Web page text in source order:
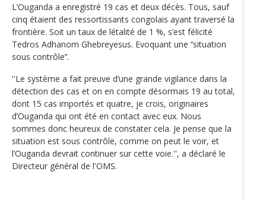
L’Ouganda a enregistré 19 cas et deux décès. Tous, sauf
cinq étaient des ressortissants congolais ayant traversé la
frontière. Soit un taux de létalité de 1 %, s’est félicité
Tedros Adhanom Ghebreyesus. Evoquant une ‘’situation
sous contrôle’’.
''Le système a fait preuve d’une grande vigilance dans la
détection des cas et on en compte désormais 19 au total,
dont 15 cas importés et quatre, je crois, originaires
d’Ouganda qui ont été en contact avec eux. Nous
sommes donc heureux de constater cela. Je pense que la
situation est sous contrôle, comme on peut le voir, et
l’Ouganda devrait continuer sur cette voie.'', a déclaré le
Directeur général de l'OMS.